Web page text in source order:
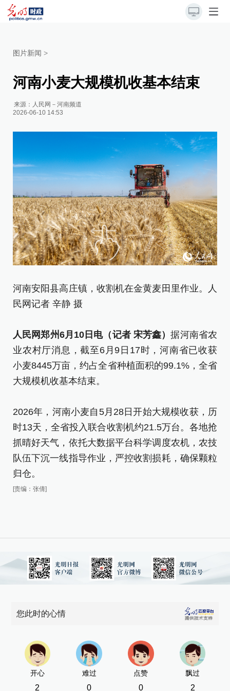
图片新闻 >
河南小麦大规模机收基本结束
来源： 人民网－河南频道
2026-06-10 14:53
河南安阳县高庄镇，收割机在金黄麦田里作业。人
民网记者 辛静 摄
人民网郑州6月10日电（记者 宋芳鑫）据河南省农
业农村厅消息，截至6月9日17时，河南省已收获
小麦8445万亩，约占全省种植面积的99.1%，全省
大规模机收基本结束。
2026年，河南小麦自5月28日开始大规模收获，历
时13天，全省投入联合收割机约21.5万台。各地抢
抓晴好天气，依托大数据平台科学调度农机，农技
队伍下沉一线指导作业，严控收割损耗，确保颗粒
归仓。
[责编：张倩]
您此时的心情
开心
2
难过
0
点赞
0
飘过
2